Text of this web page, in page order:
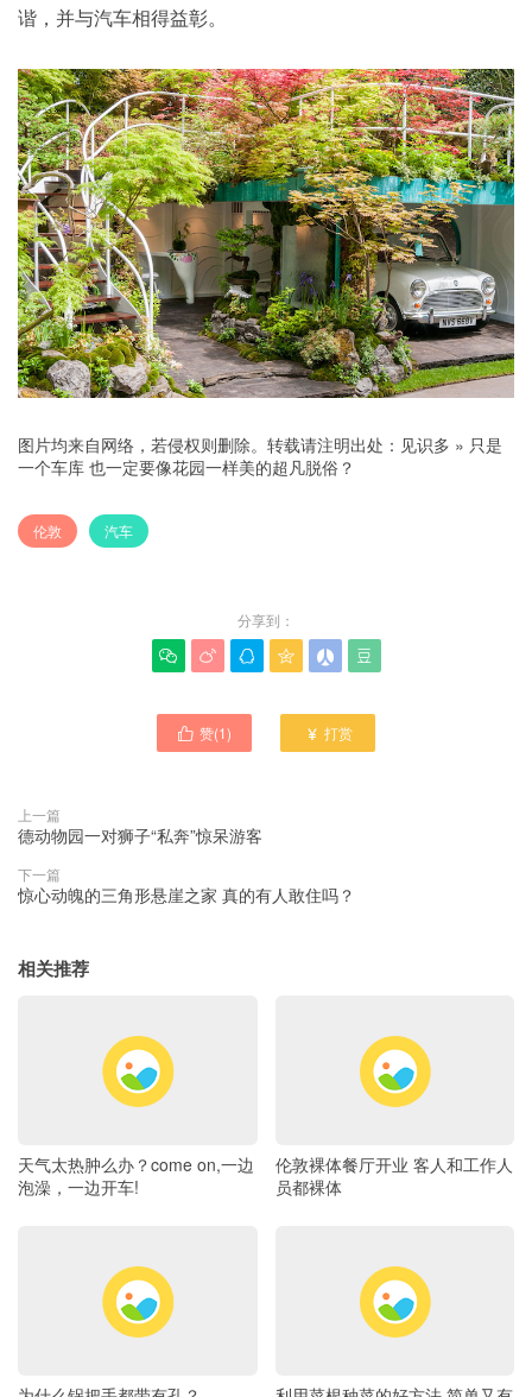
谐，并与汽车相得益彰。
图片均来自网络，若侵权则删除。转载请注明出处： 见识多 » 只是
一个车库 也一定要像花园一样美的超凡脱俗？
伦敦 汽车
分享到：
     
 赞(1)  打赏
上一篇
德动物园一对狮子“私奔”惊呆游客
下一篇
惊心动魄的三角形悬崖之家 真的有人敢住吗？
相关推荐
天气太热肿么办？come on,一边
泡澡，一边开车!
伦敦裸体餐厅开业 客人和工作人
员都裸体